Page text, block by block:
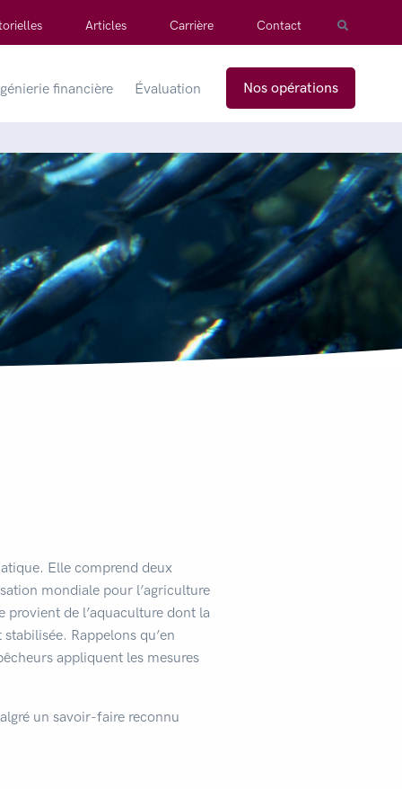
Articles Carrière Contact
financière Évaluation Nos opérations
Elle comprend deux
mondiale pour l’agriculture
provient de l’aquaculture dont la
Rappelons qu’en
appliquent les mesures
un savoir-faire reconnu